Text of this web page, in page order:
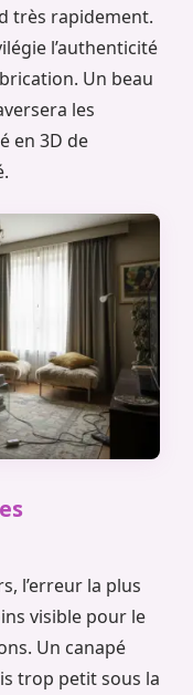
très rapidement.
l’authenticité
Un beau
les
en 3D de
l’erreur la plus
visible pour le
Un canapé
trop petit sous la